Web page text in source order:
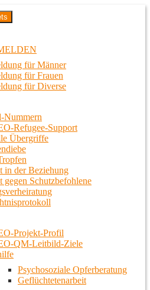
in Berlin
für Männer
für Frauen
für Diverse
Nummern
Refugee-Support
Übergriffe
in der Beziehung
gegen Schutzbefohlene
Projekt-Profil
QM-Leitbild-Ziele
Psychosoziale Opferberatung
Geflüchtetenarbeit